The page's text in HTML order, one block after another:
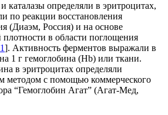
определяли в эритроцитах,
по реакции восстановления
(Диаэм, Россия) и на основе
плотности в области поглощения
]. Активность ферментов выражали в
1 г гемоглобина (Hb) или ткани.
в эритроцитах определяли
методом с помощью коммерческого
“Гемоглобин Агат” (Агат-Мед,